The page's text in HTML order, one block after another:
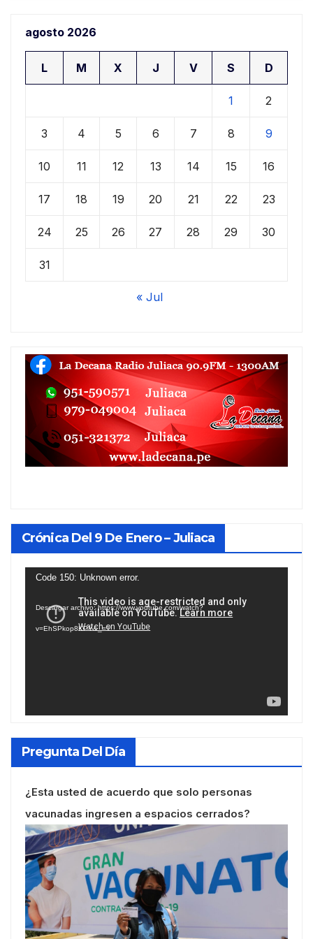
agosto 2026
L M X J V S D
1 2
3 4 5 6 7 8 9
10 11 12 13 14 15 16
17 18 19 20 21 22 23
24 25 26 27 28 29 30
31
« Jul
Crónica Del 9 De Enero – Juliaca
Reproductor
vídeo
Code 150: Unknown error.
Descargar archivo: https://www.youtube.com/watch?
v=EhSPkop8KPY&_=1
Pregunta Del Día
¿Esta usted de acuerdo que solo personas
vacunadas ingresen a espacios cerrados?